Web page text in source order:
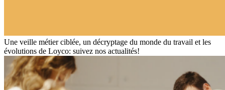
Une veille métier ciblée, un décryptage du monde du travail et les
évolutions de Loyco: suivez nos actualités!